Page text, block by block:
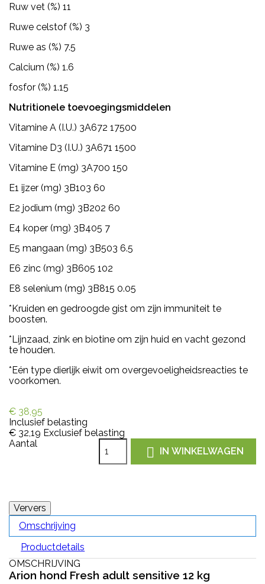
Ruw vet (%) 11
Ruwe celstof (%) 3
Ruwe as (%) 7.5
Calcium (%) 1.6
fosfor (%) 1.15
Nutritionele toevoegingsmiddelen
Vitamine A (I.U.) 3A672 17500
Vitamine D3 (I.U.) 3A671 1500
Vitamine E (mg) 3A700 150
E1 ijzer (mg) 3B103 60
E2 jodium (mg) 3B202 60
E4 koper (mg) 3B405 7
E5 mangaan (mg) 3B503 6.5
E6 zinc (mg) 3B605 102
E8 selenium (mg) 3B815 0.05
*Kruiden en gedroogde gist om zijn immuniteit te
boosten.
*Lijnzaad, zink en biotine om zijn huid en vacht gezond
te houden.
*Eén type dierlijk eiwit om overgevoeligheidsreacties te
voorkomen.
€ 38,95
Inclusief belasting
€ 32,19 Exclusief belasting
Aantal
 IN WINKELWAGEN
Omschrijving
Productdetails
OMSCHRIJVING
Arion hond Fresh adult sensitive 12 kg